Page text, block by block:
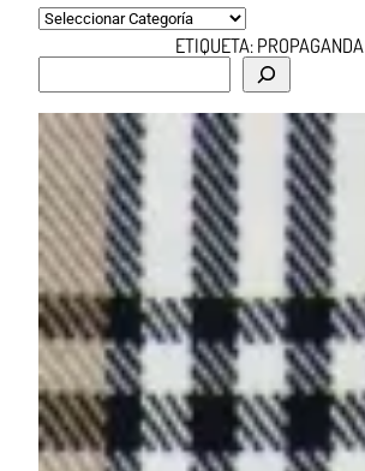
ETIQUETA:PROPAGANDA
s
c
a
r